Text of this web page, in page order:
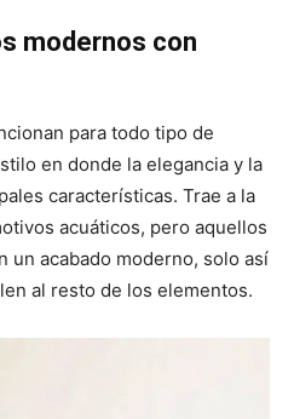
modernos con
para todo tipo de
en donde la elegancia y la
características. Trae a la
acuáticos, pero aquellos
un acabado moderno, solo así
al resto de los elementos.